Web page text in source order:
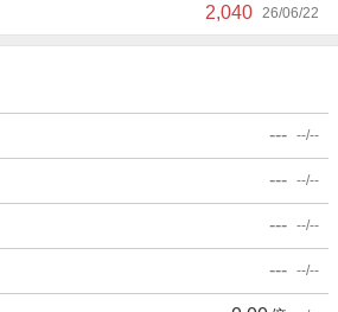
2,040 26/06/22
--- --/--
--- --/--
--- --/--
--- --/--